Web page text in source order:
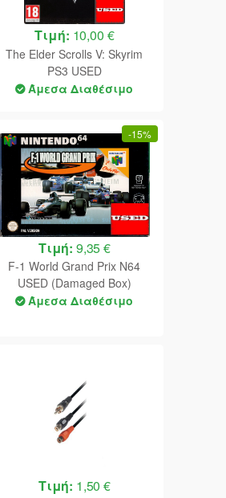
Τιμή: 10,00 €
The Elder Scrolls V: Skyrim
PS3 USED
Άμεσα Διαθέσιμο
-15%
Τιμή: 9,35 €
F-1 World Grand Prix N64
USED (Damaged Box)
Άμεσα Διαθέσιμο
Τιμή: 1,50 €